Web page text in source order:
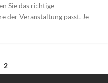
Sie das richtige
der Veranstaltung passt. Je
2